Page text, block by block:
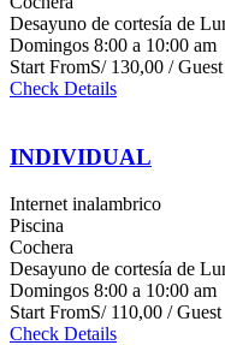
Desayuno de cortesía de
Domingos 8:00 a 10:00 am
Start FromS/ 130,00 / Guest
Check Details
INDIVIDUAL
Internet inalambrico
Piscina
Cochera
Desayuno de cortesía de
Domingos 8:00 a 10:00 am
Start FromS/ 110,00 / Guest
Check Details